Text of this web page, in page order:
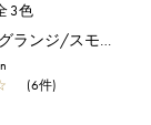
3色
アネッロ*T グランジ/スモール/シャンパンゴールド
(6件)